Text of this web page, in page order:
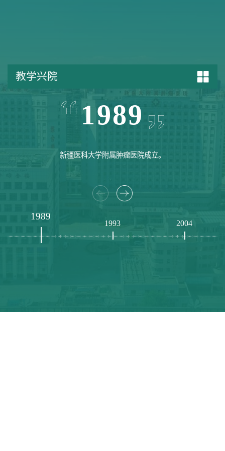
教学兴院
1989
​新疆医科大学附属肿瘤医院成立。
1989
1993 2004